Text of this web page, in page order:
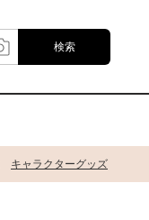
検索
キャラクターグッズ